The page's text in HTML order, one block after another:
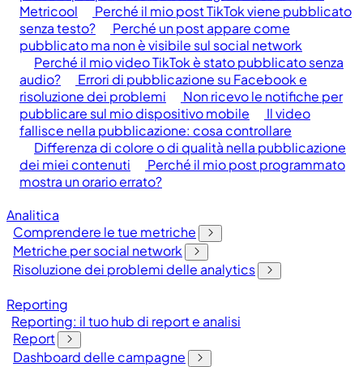
Metricool
Perché il mio post TikTok viene pubblicato
senza testo?
Perché un post appare come
pubblicato ma non è visibile sul social network
Perché il mio video TikTok è stato pubblicato senza
audio?
Errori di pubblicazione su Facebook e
risoluzione dei problemi
Non ricevo le notifiche per
pubblicare sul mio dispositivo mobile
Il video
fallisce nella pubblicazione: cosa controllare
Differenza di colore o di qualità nella pubblicazione
dei miei contenuti
Perché il mio post programmato
mostra un orario errato?
Analitica
Comprendere le tue metriche
Metriche per social network
Risoluzione dei problemi delle analytics
Reporting
Reporting: il tuo hub di report e analisi
Report
Dashboard delle campagne